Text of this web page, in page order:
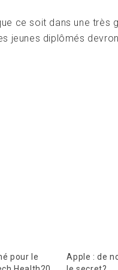
ce soit dans une très
jeunes diplômés
pour le
Apple : de